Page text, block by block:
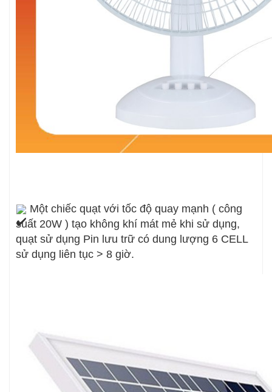
Một chiếc quạt với tốc độ quay mạnh ( công
suất 20W ) tạo không khí mát mẻ khi sử dụng,
quạt sử dụng Pin lưu trữ có dung lượng 6 CELL
sử dụng liên tục > 8 giờ.